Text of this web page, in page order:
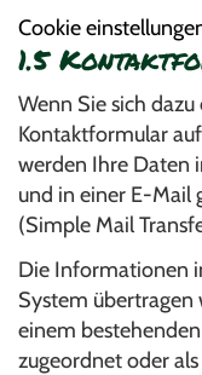
Cookie
1.5
Wenn Sie sich
Kontaktformular
werden Ihre Daten
und in einer E-Mail
(Simple Mail
Die Informationen
System übertragen
einem
zugeordnet oder